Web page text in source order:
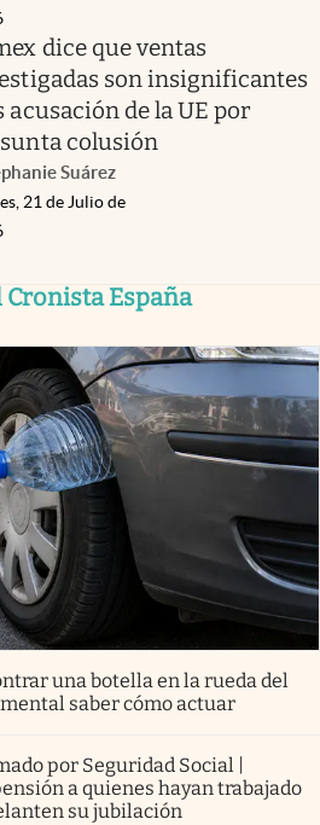
dice que ventas
son insignificantes
acusación de la UE por
colusión
Suárez
21 de Julio de
Cronista España
una botella en la rueda del
saber cómo actuar
por Seguridad Social |
a quienes hayan trabajado
su jubilación